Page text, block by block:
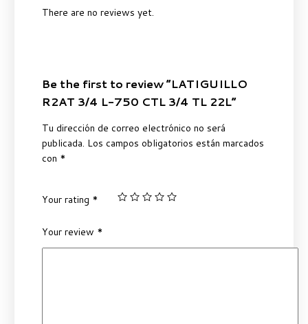
There are no reviews yet.
Be the first to review “LATIGUILLO
R2AT 3/4 L-750 CTL 3/4 TL 22L”
Tu dirección de correo electrónico no será
publicada. Los campos obligatorios están marcados
con *
Your rating *
Your review *